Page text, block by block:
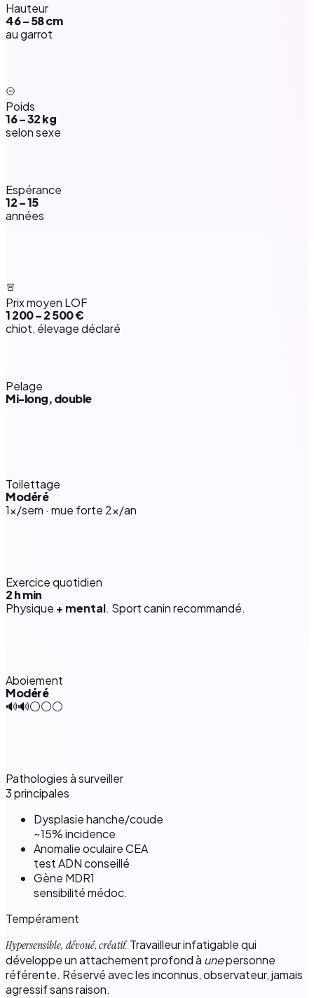
Hauteur
46 – 58 cm
au garrot
Poids
16 – 32 kg
selon sexe
Espérance
12 – 15
années
Prix moyen LOF
1 200 – 2 500 €
chiot, élevage déclaré
Pelage
Mi-long, double
Toilettage
Modéré
1×/sem · mue forte 2×/an
Exercice quotidien
2 hmin
Physique + mental. Sport canin recommandé.
Aboiement
Modéré
🔊🔊⚪⚪⚪
Pathologies à surveiller
3 principales
Dysplasie hanche/coude
~15% incidence
Anomalie oculaire CEA
test ADN conseillé
Gène MDR1
sensibilité médoc.
Tempérament
Hypersensible, dévoué, créatif.Travailleur infatigable qui
développe un attachement profond à unepersonne
référente. Réservé avec les inconnus, observateur, jamais
agressif sans raison.